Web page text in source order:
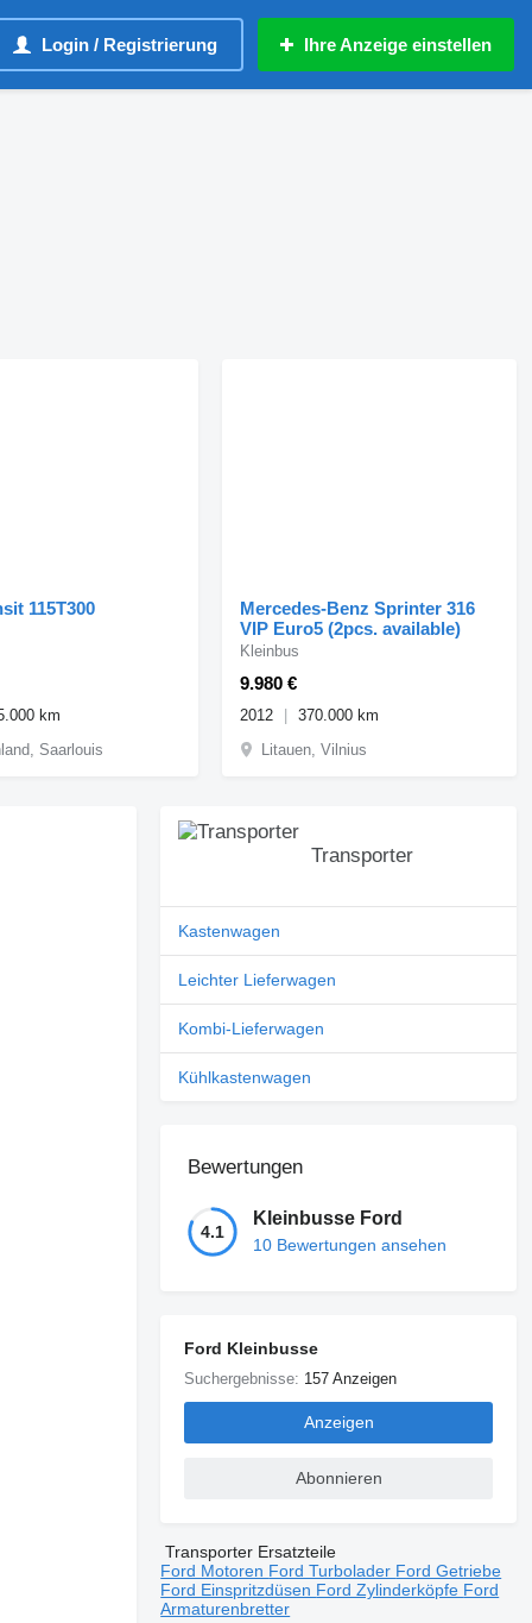
Login / Registrierung Ihre Anzeige einstellen
115T300
km
Saarlouis
Mercedes-Benz Sprinter 316
VIP Euro5 (2pcs. available)
9.980 €
Kleinbus
2012
370.000 km
Litauen, Vilnius
Transporter
Kastenwagen
Leichter Lieferwagen
Kombi-Lieferwagen
Kühlkastenwagen
Bewertungen
4.1
Kleinbusse Ford
10 Bewertungen ansehen
Ford Kleinbusse
Suchergebnisse: 157 Anzeigen
Anzeigen
Abonnieren
Transporter Ersatzteile
Ford Motoren Ford Turbolader Ford Getriebe
Ford Einspritzdüsen Ford Zylinderköpfe Ford
Armaturenbretter